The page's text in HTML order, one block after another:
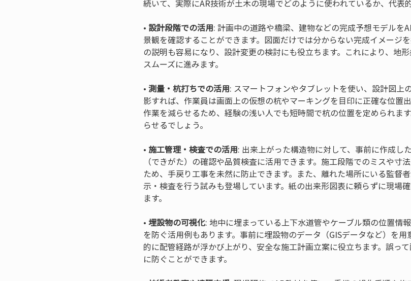
続いて、実際にAR技術が土木の現場でどのように使われているか、代表
• 設計段階での活用: 計画中の道路や橋梁、建物などの完成予想モデルを
景観を確認することができます。図面だけでは分からない完成イメージ
の説明も容易になり、設計変更の検討にも役立ちます。これにより、地
• 測量・杭打ちでの活用: スマートフォンやタブレットを使い、設計図上
影すれば、作業員は画面上の仮想の杭やマーキングを目印に正確な位置
作業を減らせるため、経験の浅い人でも短時間で杭の位置を定められま
• 施工管理・検査での活用: 出来上がった構造物に対して、事前に作成し
（できがた）の確認や品質検査に活用できます。施工段階でのミスや寸
ため、手戻り工事を未然に防止できます。また、離れた場所にいる監督
示・検査を行う試みも登場しています。紙の出来形図表に頼らずに現場
• 埋設物の可視化: 地中に埋まっている上下水道管やケーブル類の位置情
を防ぐ活用例もあります。事前に埋設物のデータ（GISデータなど）を
的に配管経路が浮かび上がり、安全な施工計画立案に役立ちます。誤っ